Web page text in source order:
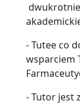
- Tutee co
wsparciem
- Tutor jest